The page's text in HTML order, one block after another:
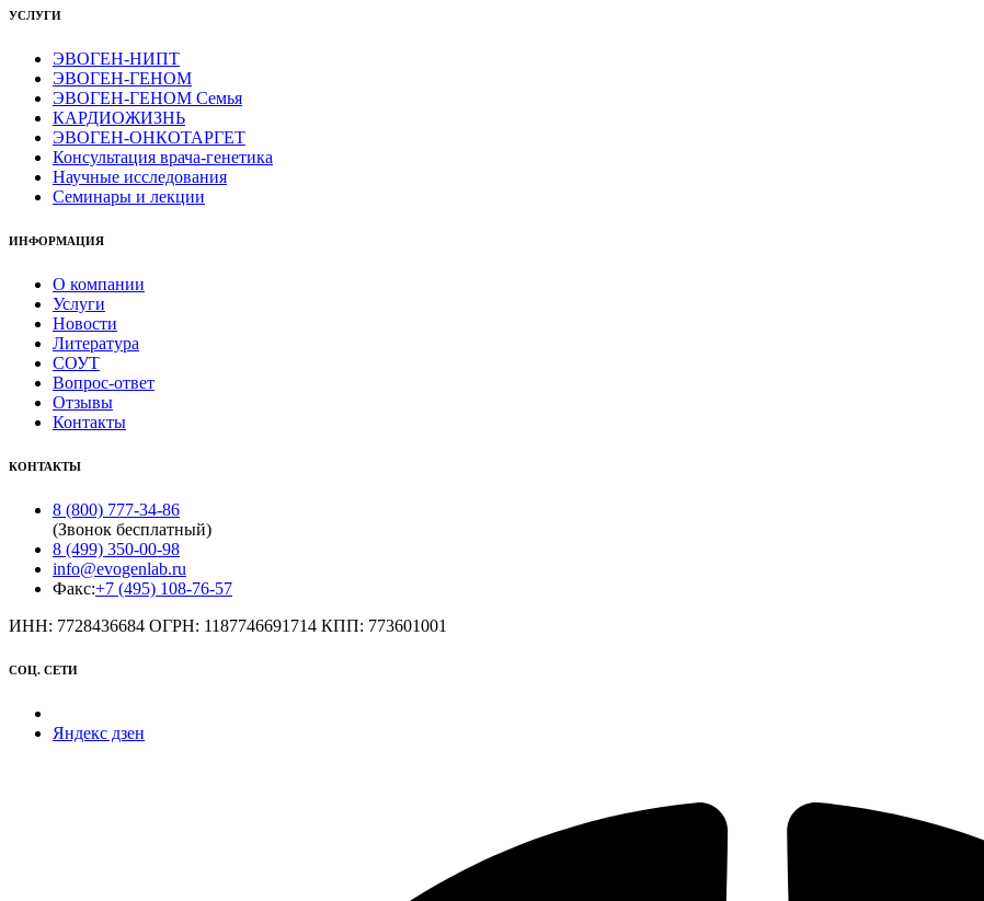
УСЛУГИ
ЭВОГЕН-НИПТ
ЭВОГЕН-ГЕНОМ
ЭВОГЕН-ГЕНОМ Семья
КАРДИОЖИЗНЬ
ЭВОГЕН-ОНКОТАРГЕТ
Консультация врача-генетика
Научные исследования
Семинары и лекции
ИНФОРМАЦИЯ
О компании
Услуги
Новости
Литература
СОУТ
Вопрос-ответ
Отзывы
Контакты
КОНТАКТЫ
8 (800) 777-34-86
(Звонок бесплатный)
8 (499) 350-00-98
info@evogenlab.ru
Факс:+7 (495) 108-76-57
ИНН: 7728436684 ОГРН: 1187746691714 КПП: 773601001
СОЦ. СЕТИ
Яндекс дзен